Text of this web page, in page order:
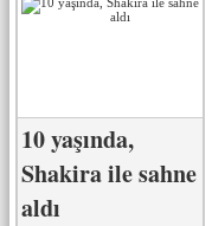
10 yaşında,
Shakira ile sahne
aldı